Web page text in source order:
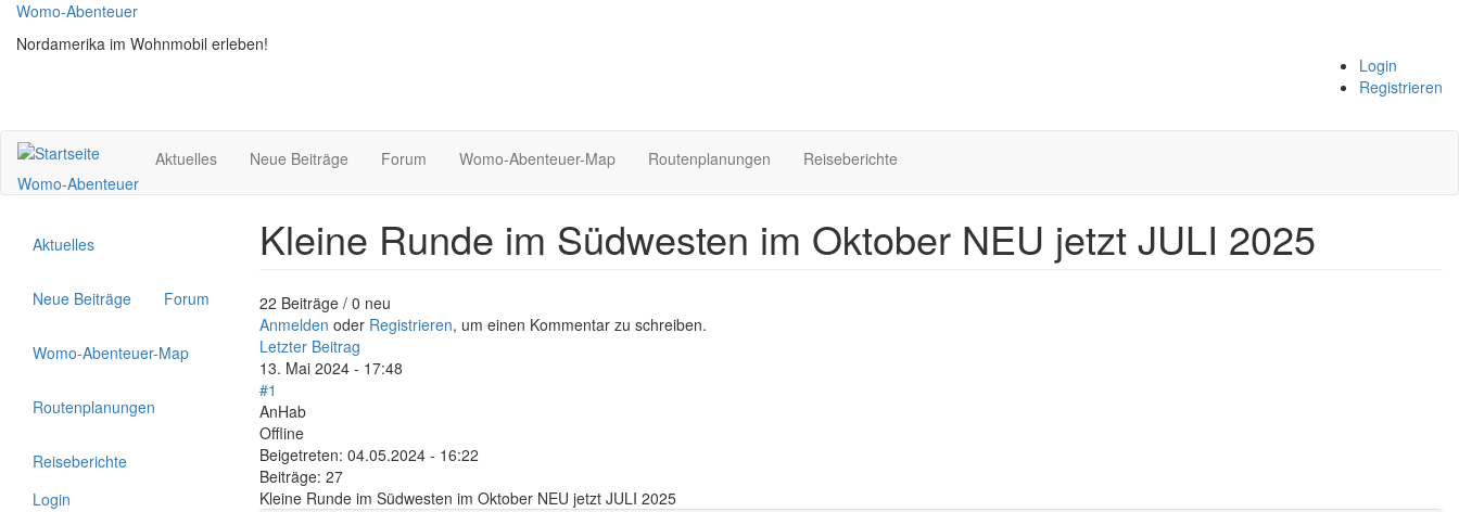
Direkt
zum
Inhalt
Womo-Abenteuer
Nordamerika im Wohnmobil erleben!
Login
Registrieren
Womo-Abenteuer
Aktuelles Neue Beiträge Forum Womo-Abenteuer-Map Routenplanungen Reiseberichte
Aktuelles
Neue Beiträge Forum
Womo-Abenteuer-Map
Routenplanungen
Reiseberichte
Login
Kleine Runde im Südwesten im Oktober NEU jetzt JULI 2025
22 Beiträge / 0 neu
Anmelden oder Registrieren, um einen Kommentar zu schreiben.
Letzter Beitrag
13. Mai 2024 - 17:48
#1
AnHab
Offline
Beigetreten: 04.05.2024 - 16:22
Beiträge: 27
Kleine Runde im Südwesten im Oktober NEU jetzt JULI 2025